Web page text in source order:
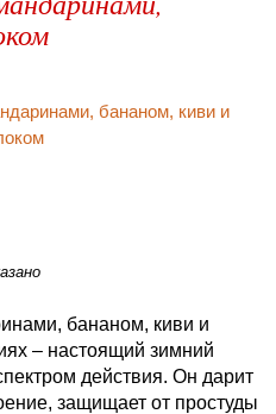
бананом, киви и
– настоящий зимний
действия. Он дарит
защищает от простуды